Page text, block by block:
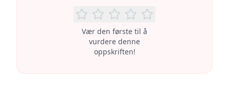
Vær den første til å
vurdere denne
oppskriften!